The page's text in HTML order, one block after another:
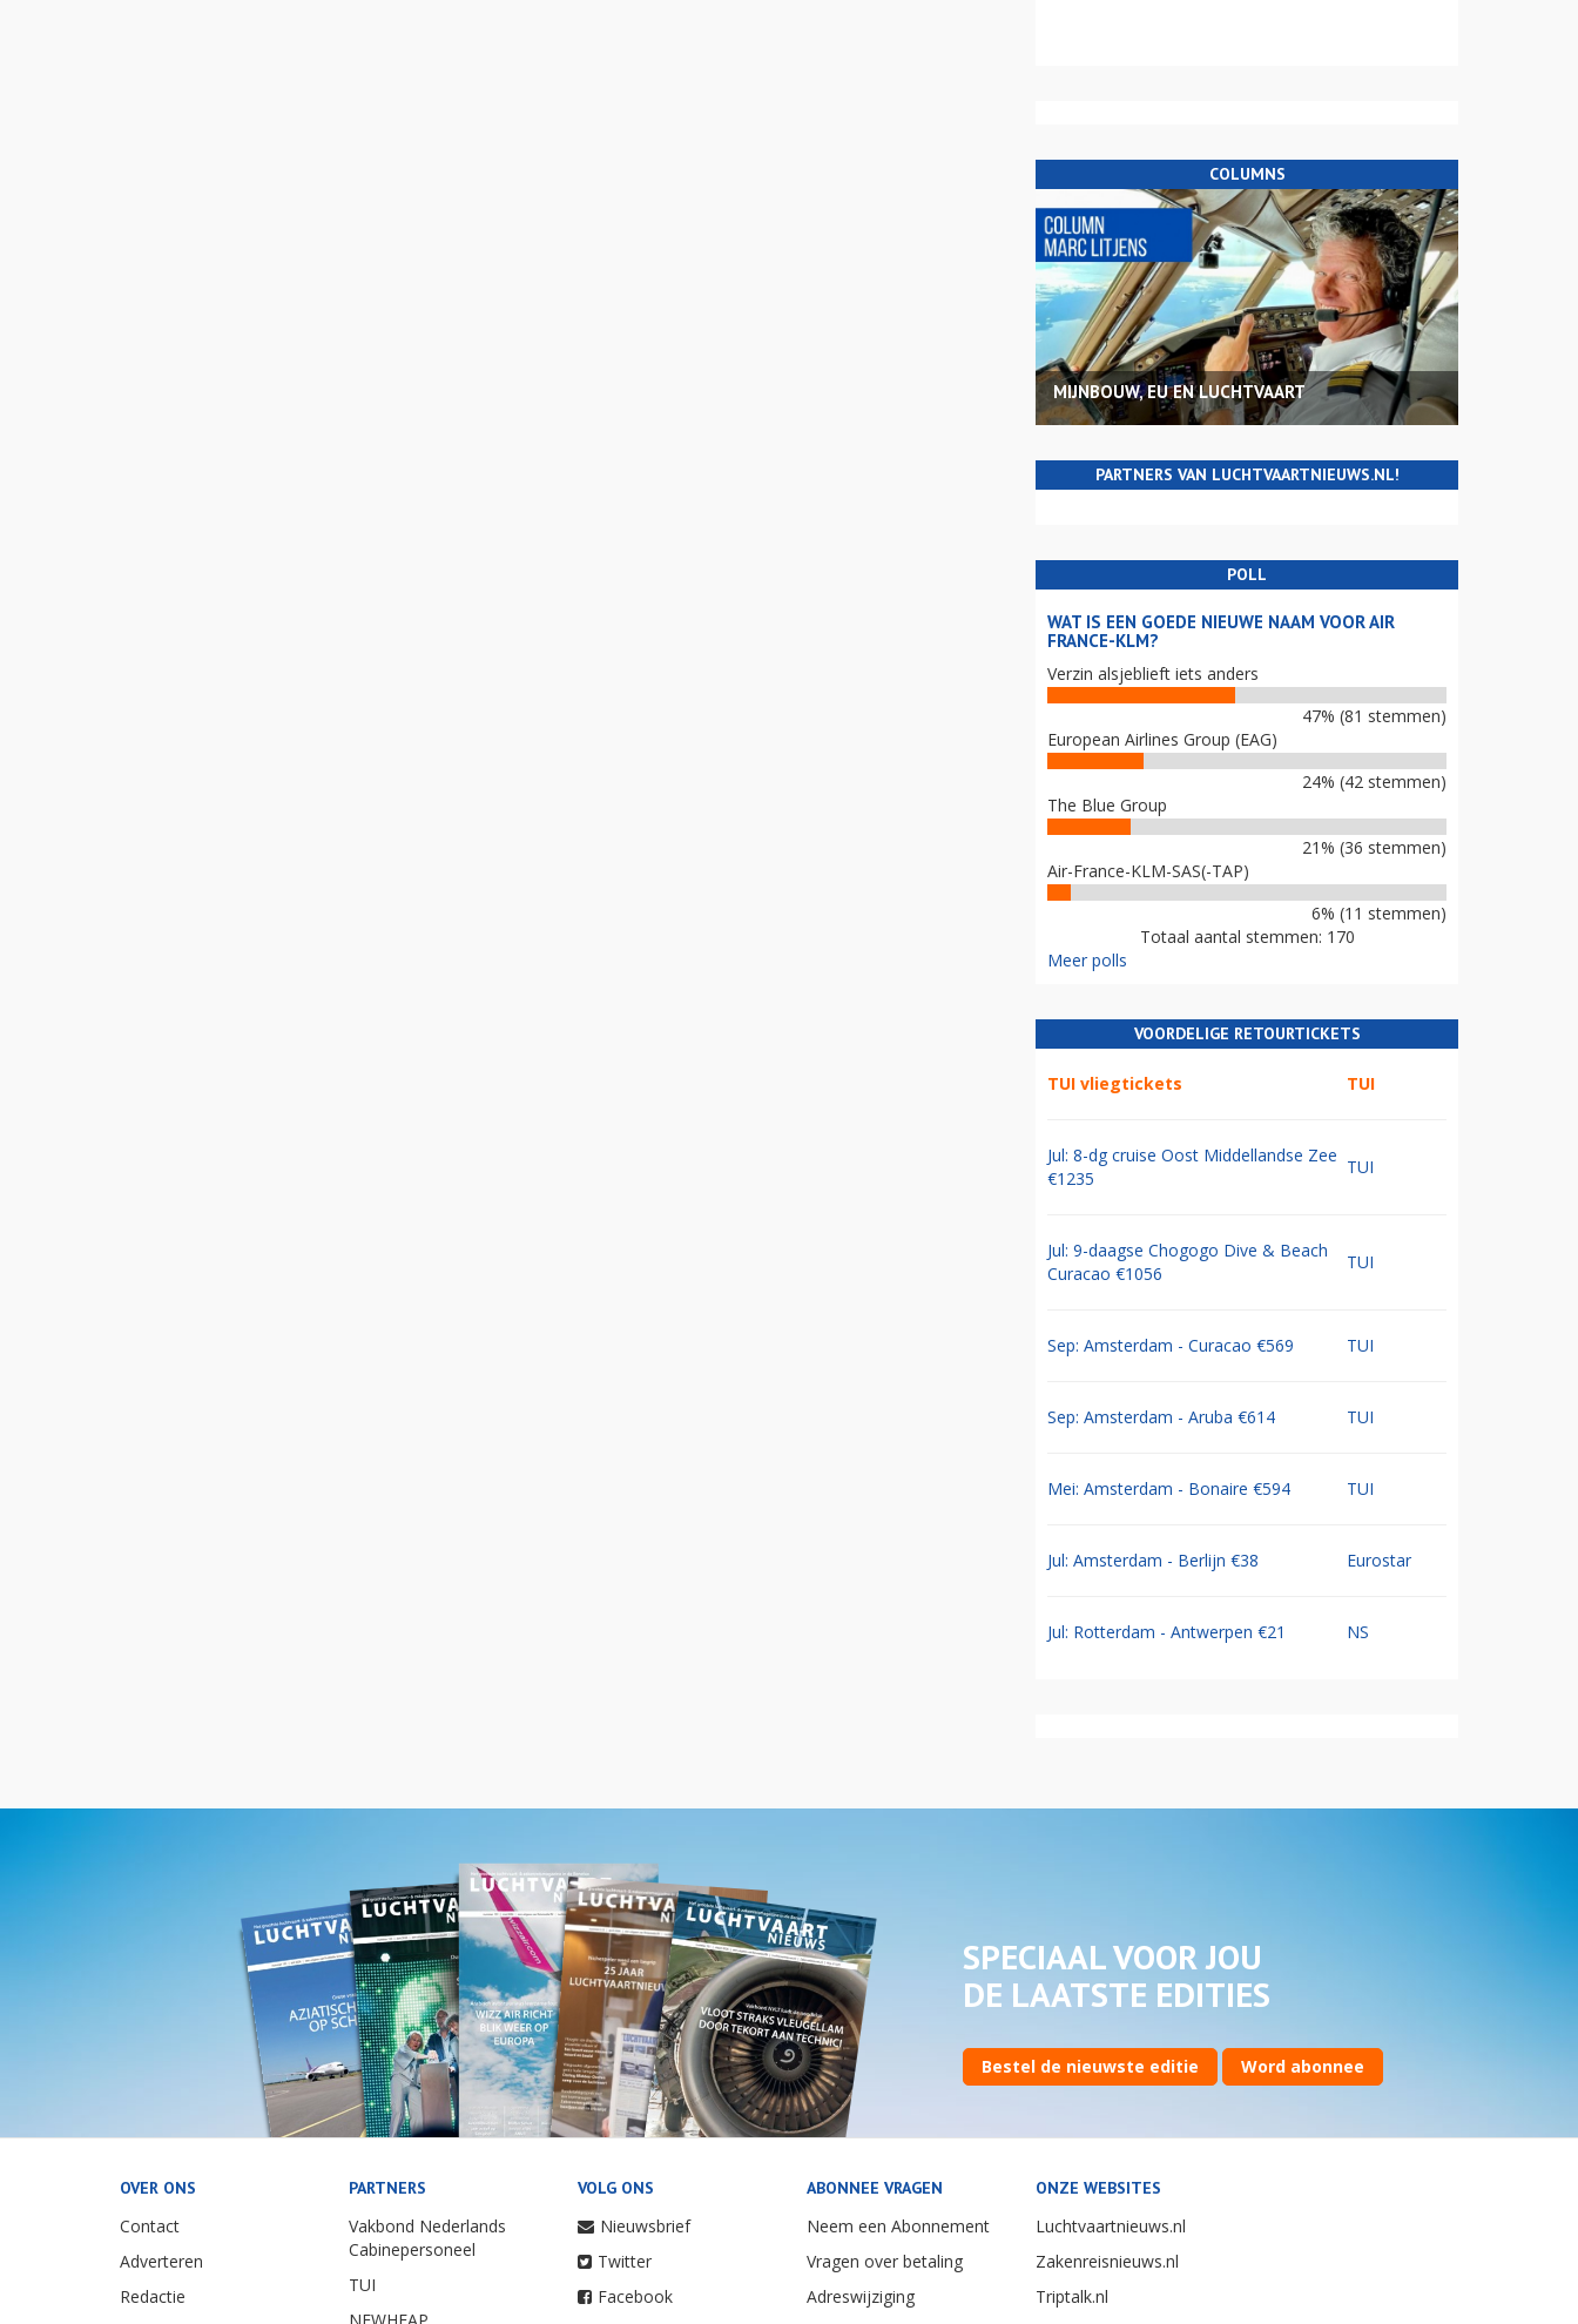
COLUMNS
MIJNBOUW, EU EN LUCHTVAART
PARTNERS VAN LUCHTVAARTNIEUWS.NL!
POLL
WAT IS EEN GOEDE NIEUWE NAAM VOOR AIR
FRANCE-KLM?
Verzin alsjeblieft iets anders
47% (81 stemmen)
European Airlines Group (EAG)
24% (42 stemmen)
The Blue Group
21% (36 stemmen)
Air-France-KLM-SAS(-TAP)
6% (11 stemmen)
Totaal aantal stemmen: 170
Meer polls
VOORDELIGE RETOURTICKETS
TUI vliegtickets TUI
Jul: 8-dg cruise Oost Middellandse Zee
€1235
TUI
Jul: 9-daagse Chogogo Dive & Beach
Curacao €1056
TUI
Sep: Amsterdam - Curacao €569 TUI
Sep: Amsterdam - Aruba €614 TUI
Mei: Amsterdam - Bonaire €594 TUI
Jul: Amsterdam - Berlijn €38 Eurostar
Jul: Rotterdam - Antwerpen €21 NS
SPECIAAL VOOR JOU
DE LAATSTE EDITIES
Bestel de nieuwste editie Word abonnee
OVER ONS
Contact
Adverteren
Redactie
PARTNERS
Vakbond Nederlands
Cabinepersoneel
TUI
NEWHEAP
VOLG ONS
Nieuwsbrief
Twitter
Facebook
ABONNEE VRAGEN
Neem een Abonnement
Vragen over betaling
Adreswijziging
ONZE WEBSITES
Luchtvaartnieuws.nl
Zakenreisnieuws.nl
Triptalk.nl